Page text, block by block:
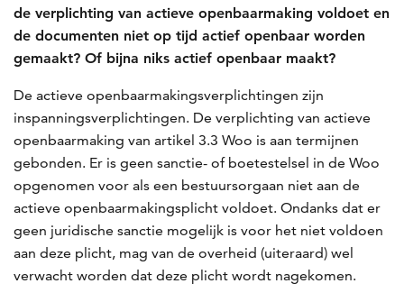
de verplichting van actieve openbaarmaking voldoet en
de documenten niet op tijd actief openbaar worden
gemaakt? Of bijna niks actief openbaar maakt?
De actieve openbaarmakingsverplichtingen zijn
inspanningsverplichtingen. De verplichting van actieve
openbaarmaking van artikel 3.3 Woo is aan termijnen
gebonden. Er is geen sanctie- of boetestelsel in de Woo
opgenomen voor als een bestuursorgaan niet aan de
actieve openbaarmakingsplicht voldoet. Ondanks dat er
geen juridische sanctie mogelijk is voor het niet voldoen
aan deze plicht, mag van de overheid (uiteraard) wel
verwacht worden dat deze plicht wordt nagekomen.